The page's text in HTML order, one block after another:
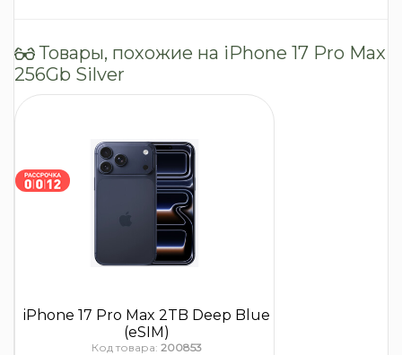
Товары, похожие на iPhone 17 Pro Max
256Gb Silver
iPhone 17 Pro Max 2TB Deep Blue
(eSIM)
Код товара: 200853